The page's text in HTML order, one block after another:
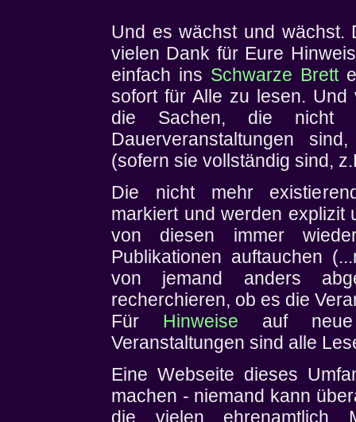
Und es wächst und wächst.
vielen Dank für Eure
einfach ins Schwarze Brett
sofort für Alle zu lesen.
die Sachen, die nicht
Dauerveranstaltungen
(sofern sie vollständig sind,
Die nicht mehr
markiert und werden explizit
von diesen immer
Publikationen auftauchen
von jemand anders
recherchieren, ob es die
Für Hinweise auf neue
Veranstaltungen sind alle
Eine Webseite dieses
machen - niemand kann
die vielen ehrenamtlich